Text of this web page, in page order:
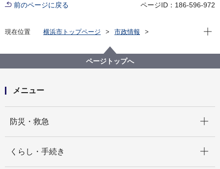
前のページに戻る ページID：186-596-972
現在位置 横浜市トップページ
市政情報
横浜メディカルダッシュボードが本格稼働します！！
～熱中症予防のため、暑さ指数のリアルタイム表示・
現在
ページトップへ
メニュー
防災・救急
くらし・手続き